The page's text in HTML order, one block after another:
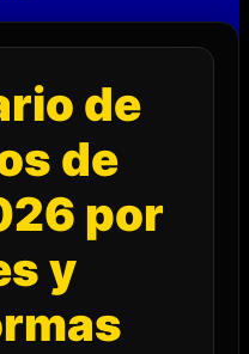
de
de
por
y